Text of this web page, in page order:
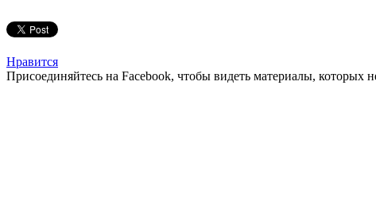
Нравится
Присоединяйтесь на Facebook, чтобы видеть материалы, которых